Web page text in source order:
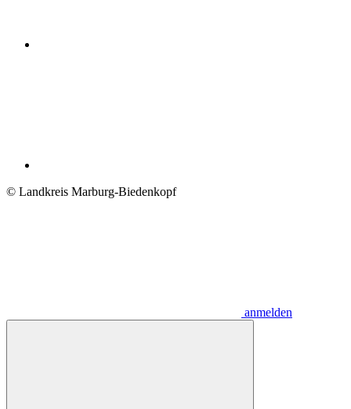
© Landkreis Marburg-Biedenkopf
anmelden